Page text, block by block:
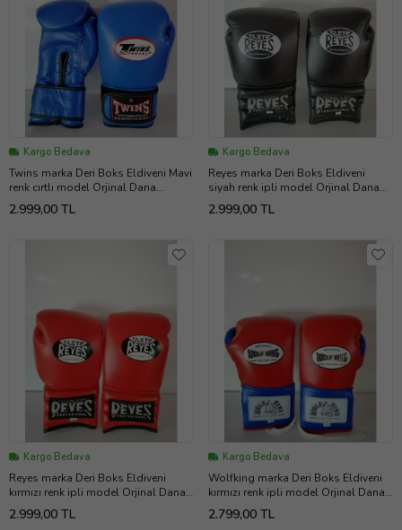
Kargo Bedava
Twins marka Deri Boks Eldiveni Mavi
renk cırtlı model Orjinal Dana
derisidir İTHAL ÜRÜNDÜR
profesyonel sporcular için
büyüklükte İstediğiniz Bedeni msj ile
2.999,00 TL
Kargo Bedava
Reyes marka Deri Boks Eldiveni
siyah renk ipli model Orjinal Dana
derisidir. 10-12-14-16oz büyüklükte
İstediğiniz Bedeni msj ile bildiriniz
2.999,00 TL
Kargo Bedava
Reyes marka Deri Boks Eldiveni
kırmızı renk ipli model Orjinal Dana
derisidir. 10-12-14-16oz büyüklükte
İstediğiniz Bedeni msj ile bildiriniz
2.999,00 TL
Kargo Bedava
Wolfking marka Deri Boks Eldiveni
kırmızı renk ipli model Orjinal Dana
derisidir. 10-12-14-16oz büyüklükte
İstediğiniz Bedeni msj ile bildiriniz
2.799,00 TL